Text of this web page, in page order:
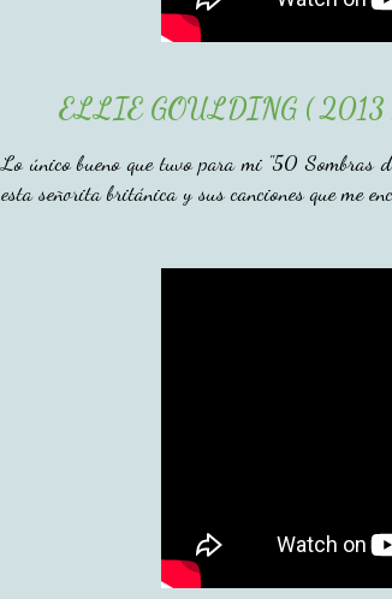
ELLIE GOULDING (
Lo único bueno que tuvo para mi "50 Sombras
esta señorita británica y sus canciones que me